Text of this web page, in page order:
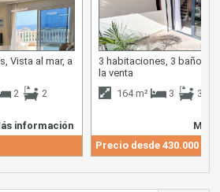
Vista al mar, a
2 2
información
3 habitaciones, 3 baños,
la venta
164 m²
3 3
Más
Precio desde 430.000 €